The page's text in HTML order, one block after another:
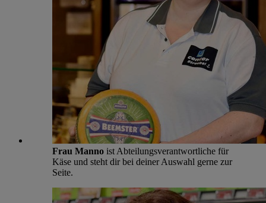
Frau Manno ist Abteilungsverantwortliche für
Käse und steht dir bei deiner Auswahl gerne zur
Seite.